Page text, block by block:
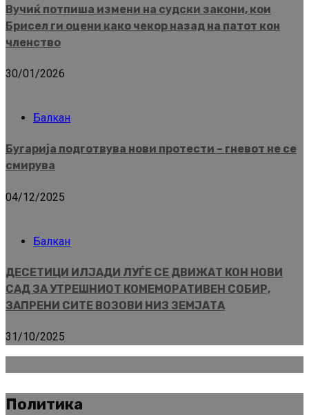
Вучиќ потпиша измени на судски закони, кои
Брисел ги оцени како чекор назад на патот кон
членство
30/01/2026
Балкан
Бугарија подготвува нови протести – гневот не се
смирува
04/12/2025
Балкан
ДЕСЕТИЦИ ИЛЈАДИ ЛУЃЕ СЕ ДВИЖАТ КОН НОВИ
САД ЗА УТРЕШНИОТ КОМЕМОРАТИВЕН СОБИР,
ЗАПРЕНИ СИТЕ ВОЗОВИ НИЗ ЗЕМЈАТА
31/10/2025
Политика